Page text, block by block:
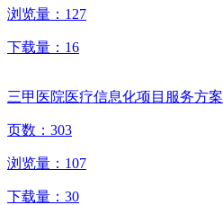
浏览量： 127
下载量： 16
三甲医院医疗信息化项目服务方案
页数： 303
浏览量： 107
下载量： 30